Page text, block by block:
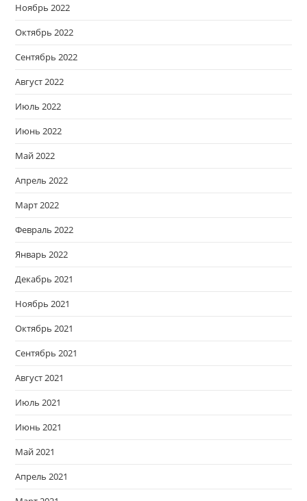
Ноябрь 2022
Октябрь 2022
Сентябрь 2022
Август 2022
Июль 2022
Июнь 2022
Май 2022
Апрель 2022
Март 2022
Февраль 2022
Январь 2022
Декабрь 2021
Ноябрь 2021
Октябрь 2021
Сентябрь 2021
Август 2021
Июль 2021
Июнь 2021
Май 2021
Апрель 2021